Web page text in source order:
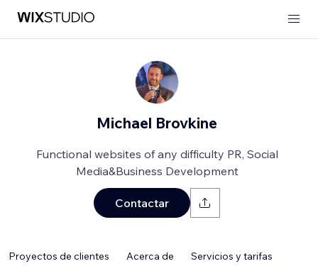
Michael Brovkine
Functional websites of any difficulty PR, Social
Media&Business Development
Contactar
Proyectos de clientes Acerca de Servicios y tarifas